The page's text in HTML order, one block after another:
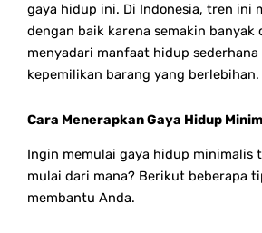
gaya hidup ini. Di Indonesia, tren ini
dengan baik karena semakin banyak
menyadari manfaat hidup sederhana
kepemilikan barang yang berlebihan.
Cara Menerapkan Gaya Hidup
Ingin memulai gaya hidup minimalis
mulai dari mana? Berikut beberapa
membantu Anda.